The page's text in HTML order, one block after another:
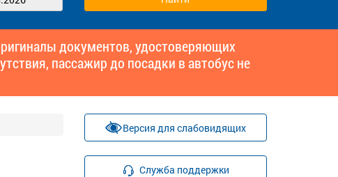
документов, удостоверяющих
пассажир до посадки в автобус не
Версия для слабовидящих
Служба поддержки